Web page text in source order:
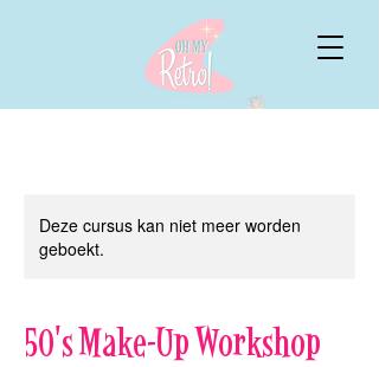
Deze cursus kan niet meer worden
geboekt.
50's Make-Up Workshop